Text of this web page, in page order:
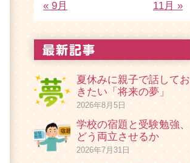
« 9月 11月 »
夏休みに親子で話してお
きたい「将来の夢」
2026年8月5日
学校の宿題と受験勉強、
どう両立させるか
2026年7月31日